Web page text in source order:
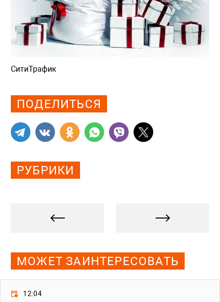
СитиТрафик
ПОДЕЛИТЬСЯ
РУБРИКИ
МОЖЕТ ЗАИНТЕРЕСОВАТЬ
12:04